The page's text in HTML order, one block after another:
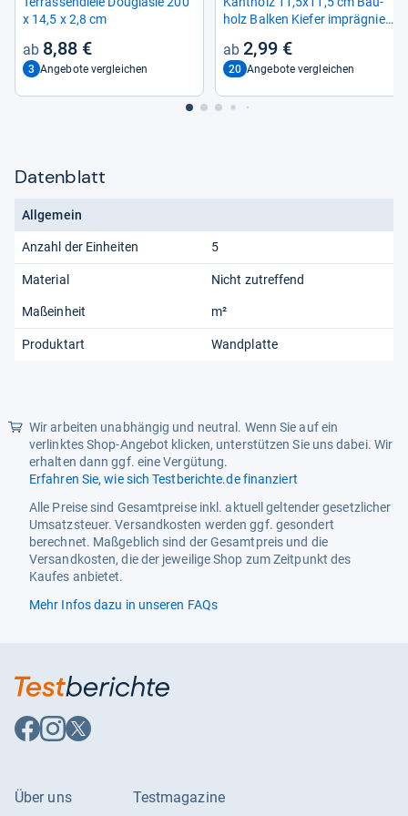
x 14,5 x 2,8 cm
8,88 €
3 Angebote vergleichen
holz Bal­ken Kie­fer imprä­gniert
2,99 €
20 Angebote vergleichen
Datenblatt
Allgemein
Anzahl der Einheiten 5
Material Nicht zutreffend
Maßeinheit m²
Produktart Wandplatte
Wir arbeiten unabhängig und neutral. Wenn Sie auf ein
verlinktes Shop-Angebot klicken, unterstützen Sie uns dabei. Wir
erhalten dann ggf. eine Vergütung.
Erfahren Sie, wie sich Testberichte.de finanziert
Alle Preise sind Gesamtpreise inkl. aktuell geltender gesetzlicher
Umsatzsteuer. Versandkosten werden ggf. gesondert
berechnet. Maßgeblich sind der Gesamtpreis und die
Versandkosten, die der jeweilige Shop zum Zeitpunkt des
Kaufes anbietet.
Mehr Infos dazu in unseren FAQs
Auf
Facebook
Auf
Instagram
Auf
X
Über uns Testmagazine